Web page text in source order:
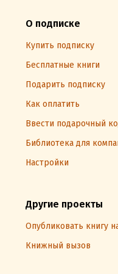
О подписке
Купить подписку
Бесплатные книги
Подарить подписку
Как оплатить
Ввести подарочный
Библиотека для
Настройки
Другие проекты
Опубликовать книгу
Книжный вызов